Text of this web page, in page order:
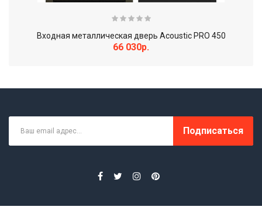
Входная металлическая дверь Acoustic PRO 450
66 030р.
Подписаться